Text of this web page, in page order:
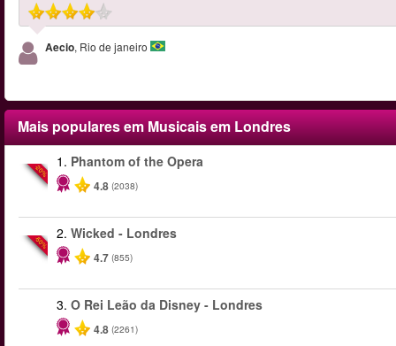
Aecio, Rio de janeiro
Mais populares em Musicais em Londres
-20%
1. Phantom of the Opera
4.8 (2038)
-50%
2. Wicked - Londres
4.7 (855)
3. O Rei Leão da Disney - Londres
4.8 (2261)